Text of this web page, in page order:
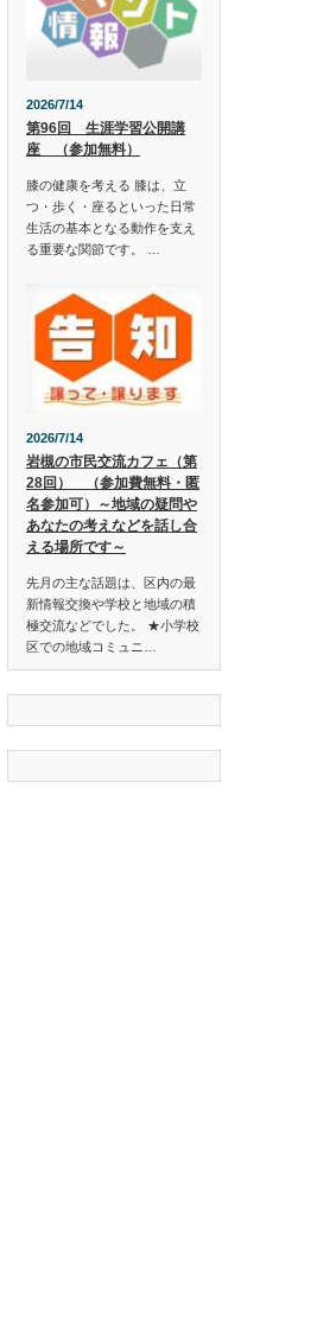
2026/7/14
第96回 生涯学習公開講
座 （参加無料）
膝の健康を考える 膝は、立
つ・歩く・座るといった日常
生活の基本となる動作を支え
る重要な関節です。 …
2026/7/14
岩槻の市民交流カフェ（第
28回） （参加費無料・匿
名参加可）～地域の疑問や
あなたの考えなどを話し合
える場所です～
先月の主な話題は、区内の最
新情報交換や学校と地域の積
極交流などでした。 ★小学校
区での地域コミュニ…